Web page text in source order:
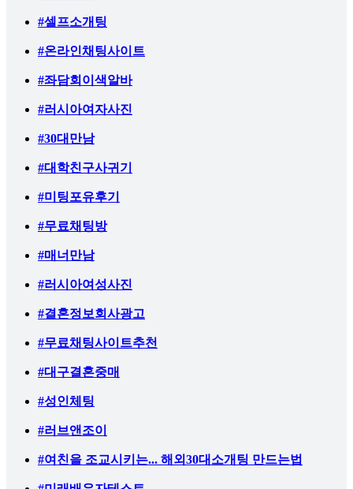
#셀프소개팅
#온라인채팅사이트
#좌담회이색알바
#러시아여자사진
#30대만남
#대학친구사귀기
#미팅포유후기
#무료채팅방
#매너만남
#러시아여성사진
#결혼정보회사광고
#무료채팅사이트추천
#대구결혼중매
#성인체팅
#러브앤조이
#여친을 조교시키는... 해외30대소개팅 만드는법